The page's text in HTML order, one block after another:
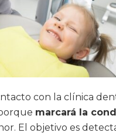
con la clínica
marcará la
El objetivo es